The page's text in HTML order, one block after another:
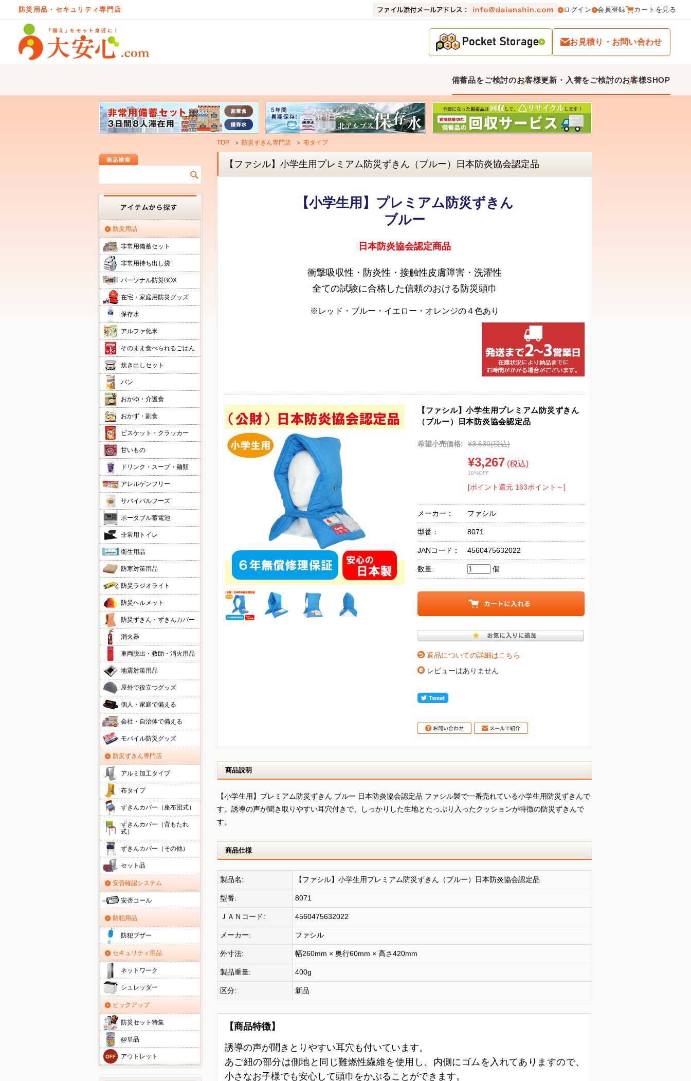
防災用品・セキュリティ専門店 ログイン 会員登録 カートを見る
お見積り・お問い合わせ
備蓄品をご検討のお客様更新・入替をご検討のお客様SHOP
TOP 防災ずきん専門店 布タイプ
【ファシル】小学生用プレミアム防災ずきん（ブルー）日本防炎協会認定品
【小学生用】 プレミアム防災ずきん
ブルー
日本防炎協会認定商品
衝撃吸収性・防炎性 ・ 接触性皮膚障害・洗濯性
全ての試験に合格した信頼のおける防災頭巾
※レッド・ブルー・イエロー・オレンジの４色あり
【ファシル】小学生用プレミアム防災ずきん
（ブルー）日本防炎協会認定品
希望小売価格: ¥3,630(税込)
¥3,267 (税込)
10%OFF
[ポイント還元 163ポイント～]
メーカー： ファシル
型番： 8071
JANコード： 4560475632022
数量: 個
返品についての詳細はこちら
レビューはありません
商品説明
【小学生用】プレミアム防災ずきん ブルー 日本防炎協会認定品 ファシル製で一番売れている小学生用防災ずきんで
す。誘導の声が聞き取りやすい耳穴付きで、しっかりした生地とたっぷり入ったクッションが特徴の防災ずきんで
す。
商品仕様
製品名: 【ファシル】小学生用プレミアム防災ずきん（ブルー）日本防炎協会認定品
型番: 8071
ＪＡＮコード: 4560475632022
メーカー: ファシル
外寸法: 幅260mm × 奥行60mm × 高さ420mm
製品重量: 400g
区分: 新品
【商品特徴】
誘導の声が聞きとりやすい耳穴も付いています。
あご紐の部分は側地と同じ難燃性繊維を使用し、内側にゴムを入れてありますので、
小さなお子様でも安心して頭巾をかぶることができます。
防災用品
非常用備蓄セット
非常用持ち出し袋
パーソナル防災BOX
在宅・家庭用防災グッズ
保存水
アルファ化米
そのまま食べられるごはん
炊き出しセット
パン
おかゆ・介護食
おかず・副食
ビスケット・クラッカー
甘いもの
ドリンク・スープ・麺類
アレルゲンフリー
サバイバルフーズ
ポータブル蓄電池
非常用トイレ
衛生用品
防寒対策用品
防災ラジオライト
防災ヘルメット
防災ずきん・ずきんカバー
消火器
車両脱出・救助・消火用品
地震対策用品
屋外で役立つグッズ
個人・家庭で備える
会社・自治体で備える
モバイル防災グッズ
防災ずきん専門店
アルミ加工タイプ
布タイプ
ずきんカバー（座布団式）
ずきんカバー（背もたれ
式）
ずきんカバー（その他）
セット品
安否確認システム
安否コール
防犯用品
防犯ブザー
セキュリティ用品
ネットワーク
シュレッダー
ピックアップ
防災セット特集
@単品
アウトレット